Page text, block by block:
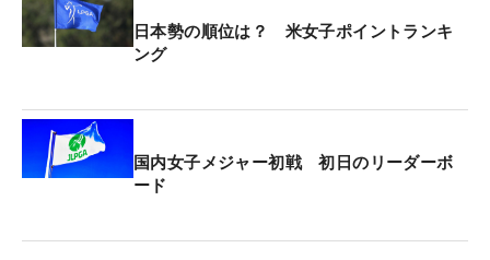
日本勢の順位は？ 米女子ポイントランキ
ング
国内女子メジャー初戦 初日のリーダーボ
ード